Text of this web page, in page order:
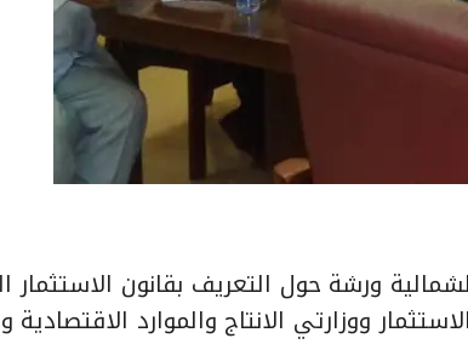
الشمالية ورشة حول التعريف بقانون الاستثمار
ووزارتي الانتاج والموارد الاقتصادية